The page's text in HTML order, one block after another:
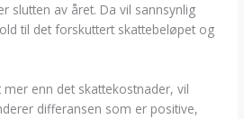
slutten av året. Da vil sannsynlig
til det forskuttert skattebeløpet og
enn det skattekostnader, vil
differansen som er positive,